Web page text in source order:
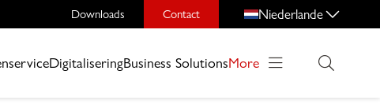
Downloads Contact Niederlande
DigitaliseringBusiness SolutionsMore